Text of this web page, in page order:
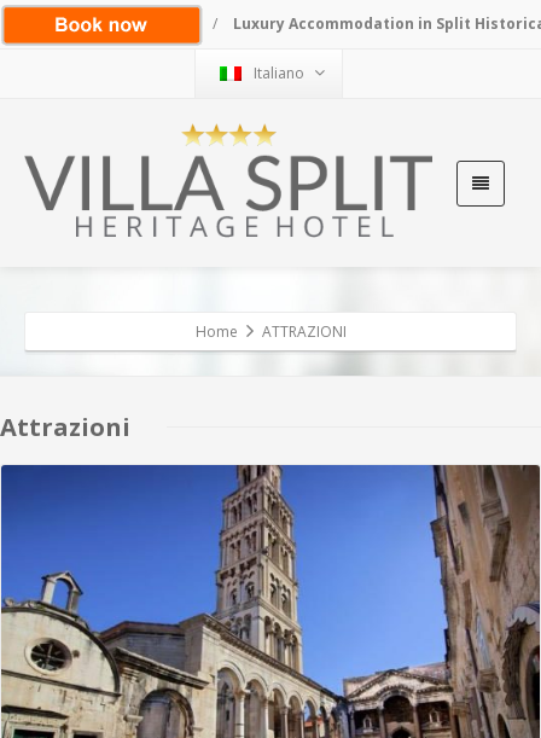
/ Luxury Accommodation in Split
Italiano
Home ATTRAZIONI
Attrazioni